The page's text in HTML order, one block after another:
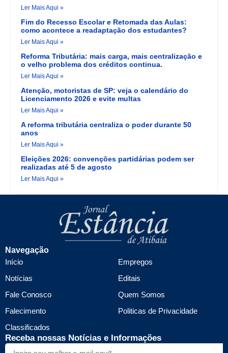
Ler Mais Aqui »
Fim do Recesso Escolar e Retomada das Aulas:
como acontece a readaptação dos estudantes?
Ler Mais Aqui »
Reforma Tributária: mais carga, mais centralização e
o velho problema dos créditos continua.
Ler Mais Aqui »
Atenção, motoristas de SP: veja o calendário do
Licenciamento 2026 e evite multas
Ler Mais Aqui »
A reforma tributária centraliza o poder durante 50
anos
Ler Mais Aqui »
Eleições 2026: convenções partidárias podem ser
realizadas até 5 de agosto
Ler Mais Aqui »
Navegação
Início
Notícias
Fale Conosco
Falecimento
Classificados
Empregos
Editais
Quem Somos
Politicas de Privacidade
Receba nossas Notícias e Informações